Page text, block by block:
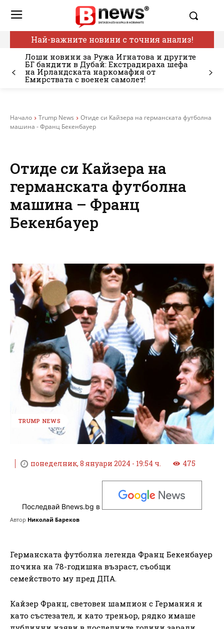
Най-важните новини с точния анализ!
Лоши новини за Ружа Игнатова и другите
БГ бандити в Дубай: Екстрадираха шефа
на Ирландската наркомафия от
Емирствата с военен самолет!
Начало Trump News
Отиде си Кайзера на германската футболна
машина - Франц Бекенбауер
Отиде си Кайзера на
германската футболна
машина – Франц
Бекенбауер
TRUMP NEWS
понеделник, 8 януари 2024 - 19:54 ч. 475
Последвай Bnews.bg в
Автор Николай Бареков
Германската футболна легенда Франц Бекенбауер
почина на 78-годишна възраст, съобщи
семейството му пред ДПА.
Кайзер Франц, световен шампион с Германия и
като състезател, и като треньор, рядко имаше